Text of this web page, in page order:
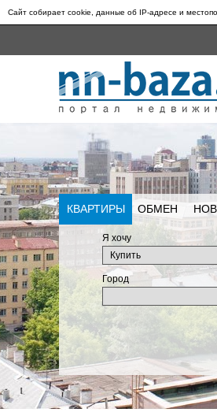
Сайт собирает cookie, данные об IP-адресе и
КВАРТИРЫ ОБМЕН
Я хочу
Город